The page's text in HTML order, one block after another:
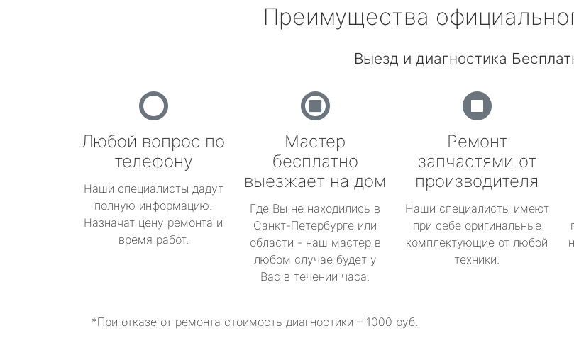
Преимущества
Выезд и диагностика
Любой вопрос по
телефону
Наши специалисты дадут
полную информацию.
Назначат цену ремонта и
время работ.
Мастер
бесплатно
выезжает на дом
Где Вы не находились в
Санкт-Петербурге или
области - наш мастер в
любом случае будет у
Вас в течении часа.
Ремонт
запчастями от
производителя
Наши специалисты имеют
при себе оригинальные
комплектующие от любой
техники.
*При отказе от ремонта стоимость диагностики – 1000 руб.